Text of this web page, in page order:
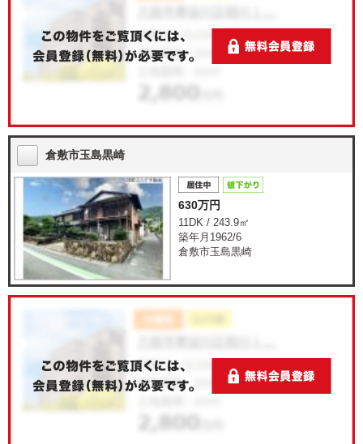
倉敷市玉島黒崎
630万円
11DK / 243.9㎡
築年月1962/6
倉敷市玉島黒崎